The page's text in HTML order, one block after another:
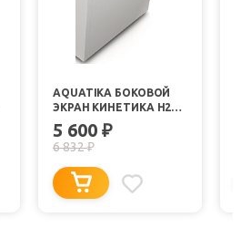
AQUATIKA БОКОВОЙ
ЭКРАН КИНЕТИКА H2O
ЛЕВЫЙ
5 600 ₽
6 832₽